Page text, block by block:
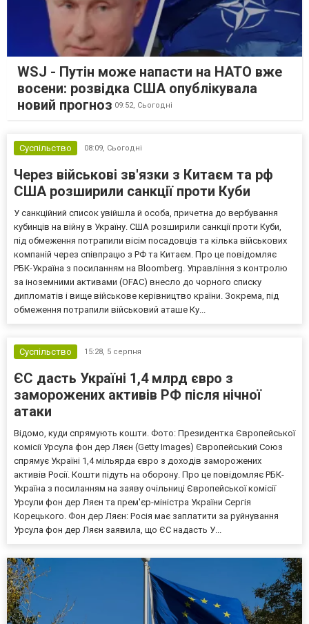
WSJ - Путін може напасти на НАТО вже
восени: розвідка США опублікувала
новий прогноз 09:52, Сьогодні
Суспільство 08:09, Сьогодні
Через військові зв'язки з Китаєм та рф
США розширили санкції проти Куби
У санкційний список увійшла й особа, причетна до вербування
кубинців на війну в Україну. США розширили санкції проти Куби,
під обмеження потрапили вісім посадовців та кілька військових
компаній через співпрацю з РФ та Китаєм. Про це повідомляє
РБК-Україна з посиланням на Bloomberg. Управління з контролю
за іноземними активами (OFAC) внесло до чорного списку
дипломатів і вище військове керівництво країни. Зокрема, під
обмеження потрапили військовий аташе Ку...
Суспільство 15:28, 5 серпня
ЄС дасть Україні 1,4 млрд євро з
заморожених активів РФ після нічної
атаки
Відомо, куди спрямують кошти. Фото: Президентка Європейської
комісії Урсула фон дер Ляєн (Getty Images) Європейський Союз
спрямує Україні 1,4 мільярда євро з доходів заморожених
активів Росії. Кошти підуть на оборону. Про це повідомляє РБК-
Україна з посиланням на заяву очільниці Європейської комісії
Урсули фон дер Ляєн та прем'єр-міністра України Сергія
Корецького. Фон дер Ляєн: Росія має заплатити за руйнування
Урсула фон дер Ляєн заявила, що ЄС надасть У...